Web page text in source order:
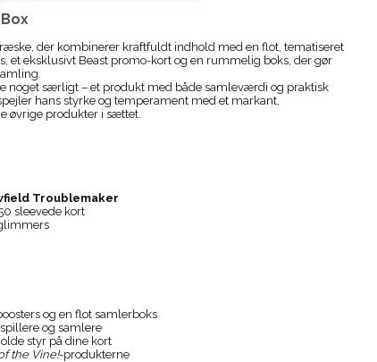
der kombinerer kraftfuldt indhold med en flot, tematiseret
et eksklusivt Beast promo-kort og en rummelig boks, der gør
noget særligt – et produkt med både samleværdi og praktisk
hans styrke og temperament med et markant,
øvrige produkter i sættet.
Troublemaker
sleevede kort
og en flot samlerboks
og samlere
styr på dine kort
the Vine!-produkterne